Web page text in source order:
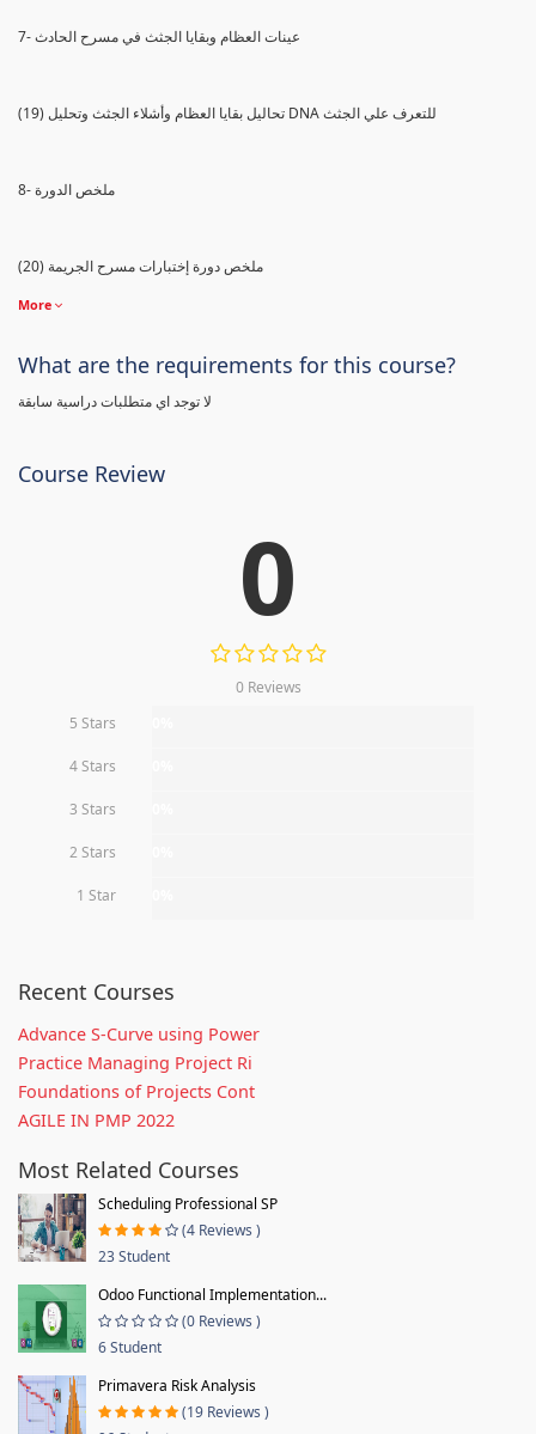
7- عينات العظام وبقايا الجثث في مسرح الحادث
(19) تحاليل بقايا العظام وأشلاء الجثث وتحليل DNA للتعرف علي الجثث
8- ملخص الدورة
(20) ملخص دورة إختبارات مسرح الجريمة
More
What are the requirements for this course?
لا توجد اي متطلبات دراسية سابقة
Course Review
0
0 Reviews
5 Stars
4 Stars
3 Stars
2 Stars
1 Star
Recent Courses
Advance S-Curve using Power
Practice Managing Project Ri
Foundations of Projects Cont
AGILE IN PMP 2022
Most Related Courses
Scheduling Professional SP
(4 Reviews )
23 Student
Odoo Functional Implementation...
(0 Reviews )
6 Student
Primavera Risk Analysis
(19 Reviews )